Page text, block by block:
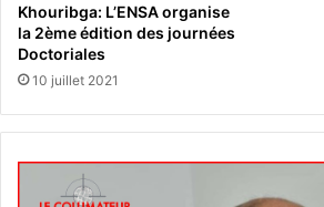
Khouribga: L’ENSA organise
la 2ème édition des journées
Doctoriales
10 juillet 2021